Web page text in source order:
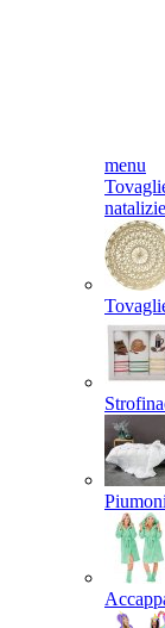
menu
natalizie
Piumoni